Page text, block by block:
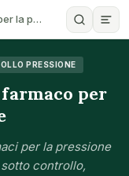
la p…
PRESSIONE
per
per la pressione
controllo,